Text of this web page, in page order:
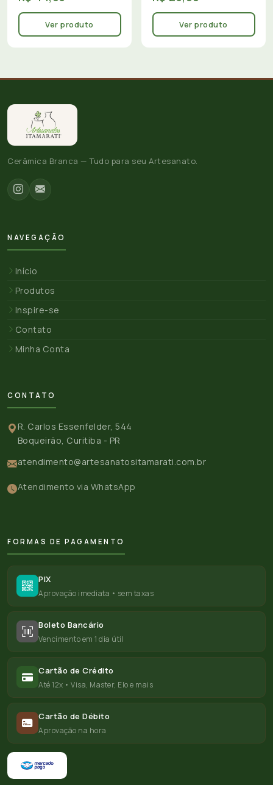
Ver produto Ver produto
Cerâmica Branca — Tudo para seu Artesanato.
NAVEGAÇÃO
Início
Produtos
Inspire-se
Contato
Minha Conta
CONTATO
R. Carlos Essenfelder, 544
Boqueirão, Curitiba - PR
atendimento@artesanatositamarati.com.br
Atendimento via WhatsApp
FORMAS DE PAGAMENTO
PIX
Aprovação imediata • sem taxas
Boleto Bancário
Vencimento em 1 dia útil
Cartão de Crédito
Até 12x • Visa, Master, Elo e mais
Cartão de Débito
Aprovação na hora